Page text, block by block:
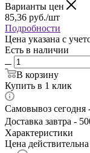
Варианты цен
85,36 руб./шт
Подробности
Цена указана с
Есть в наличии
В корзину
Купить в 1 клик
Самовывоз сегодня
Доставка завтра -
Характеристики
Цена